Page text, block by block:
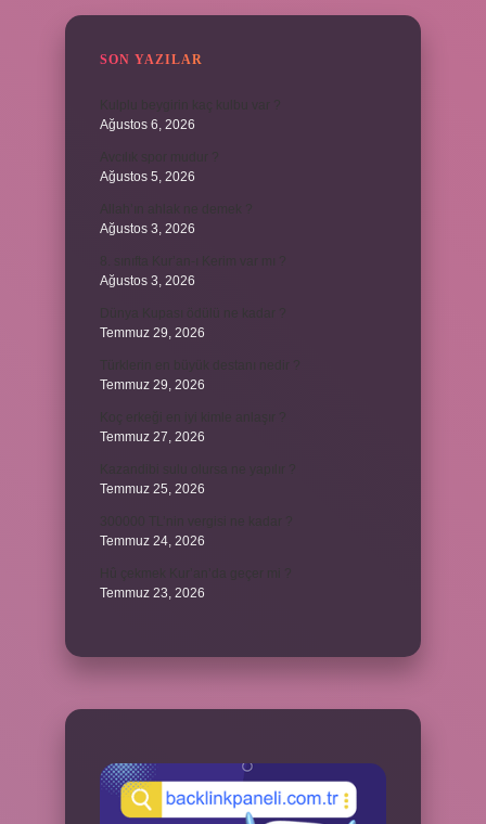
SON YAZILAR
Ağustos 6, 2026
Ağustos 5, 2026
Ağustos 3, 2026
Ağustos 3, 2026
Temmuz 29, 2026
Temmuz 29, 2026
Temmuz 27, 2026
Temmuz 25, 2026
Temmuz 24, 2026
Temmuz 23, 2026